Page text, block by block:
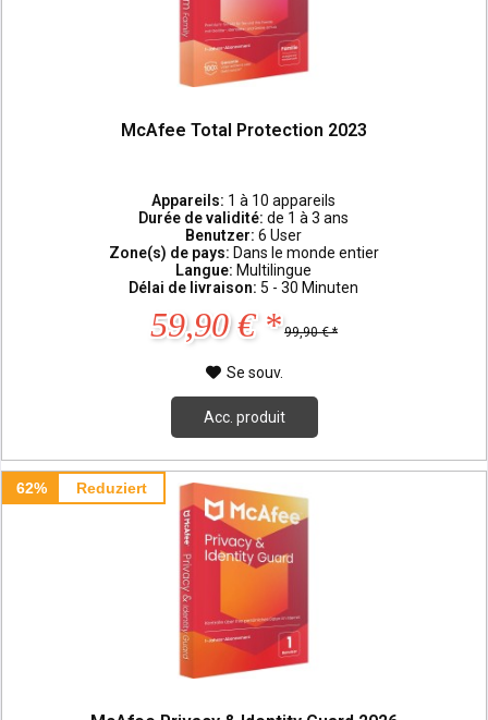
McAfee Total Protection 2023
Appareils: 1 à 10 appareils
Durée de validité:de 1 à 3 ans
Benutzer:6 User
Zone(s) de pays: Dans le monde entier
Langue: Multilingue
Délai de livraison: 5 - 30 Minuten
59,90 € * 99,90 € *
Se souv.
Acc. produit
62% Reduziert